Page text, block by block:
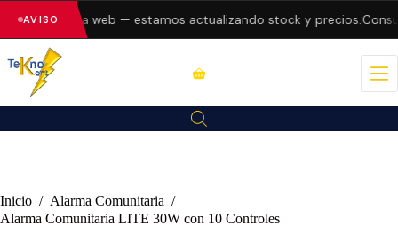
AVISOen la web — estamos actualizando stock y precios.
Inicio / Alarma Comunitaria /
Alarma Comunitaria LITE 30W con 10 Controles